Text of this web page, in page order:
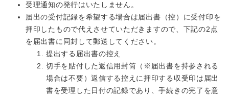
受理通知の発行はいたしません。
届出の受付記録を希望する場合は届出書（控）に受付印を
押印したもので代えさせていただきますので、下記の2点
を届出書に同封して郵送してください。
提出する届出書の控え
切手を貼付した返信用封筒（※届出書を持参される
場合は不要）返信する控えに押印する収受印は届出
書を受理した日付の記録であり、手続きの完了を意